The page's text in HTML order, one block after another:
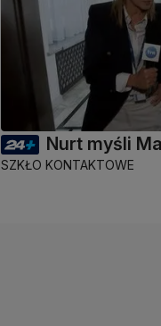
Nurt myśli
SZKŁO KONTAKTOWE